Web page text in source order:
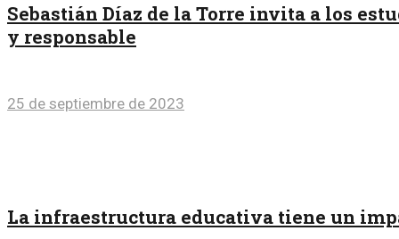
Sebastián Díaz de la Torre invita a los
y responsable
25 de septiembre de 2023
La infraestructura educativa tiene un